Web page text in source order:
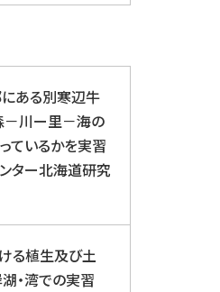
にある別寒辺牛
－川ー里－海の
ているかを実習
ター北海道研究
る植生及び土
・湾での実習